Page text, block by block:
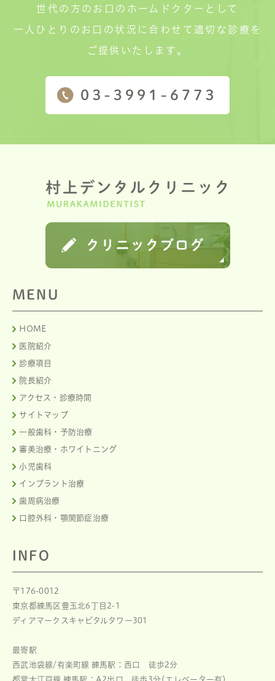
世代の方のお口のホームドクターとして
一人ひとりのお口の状況に合わせて適切な診療を
ご提供いたします。
MENU
HOME
医院紹介
診療項目
院長紹介
アクセス・診療時間
サイトマップ
一般歯科・予防治療
審美治療・ホワイトニング
小児歯科
インプラント治療
歯周病治療
口腔外科・顎関節症治療
INFO
〒176-0012
東京都練馬区豊玉北6丁目2-1
ディアマークスキャピタルタワー301
最寄駅
西武池袋線/有楽町線 練馬駅：西口 徒歩2分